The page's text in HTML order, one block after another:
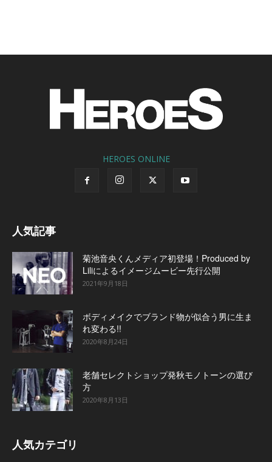
HEROES ONLINE
人気記事
菊池音央くんメディア初登場！Produced by
Liliによるイメージムービー先行公開
2021年9月18日
ボディメイクでブランド物が似合う男に生ま
れ変わる!!
2020年8月24日
老舗セレクトショップ発秋モノトーンの選び
方
2020年8月13日
人気カテゴリ